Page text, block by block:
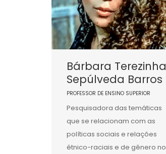
Bárbara Terezinha
Sepúlveda Barros
PROFESSOR DE ENSINO SUPERIOR
Pesquisadora das temáticas
que se relacionam com as
políticas sociais e relações
étnico-raciais e de gênero no